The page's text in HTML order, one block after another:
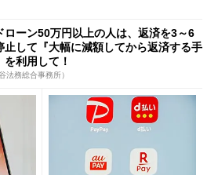
ローン50万円以上の人は、返済を3～6
止して『大幅に減額してから返済する手
を利用して！
法務総合事務所）